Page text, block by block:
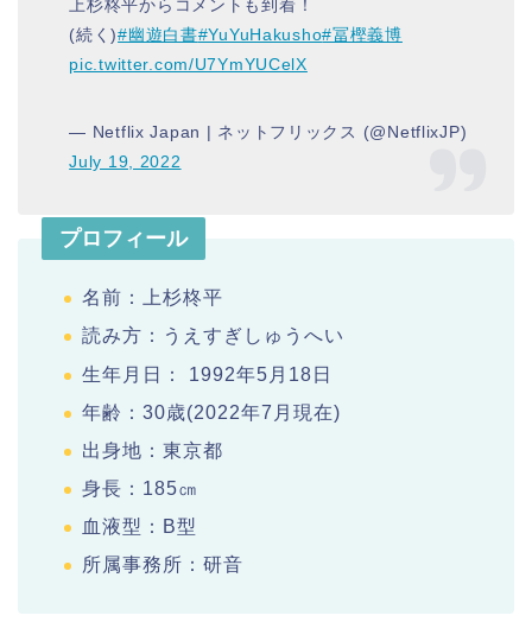
上杉柊平からコメントも到着！
(続く)#幽遊白書#YuYuHakusho#冨樫義博
pic.twitter.com/U7YmYUCelX
— Netflix Japan | ネットフリックス (@NetflixJP)
July 19, 2022
プロフィール
名前：上杉柊平
読み方：うえすぎしゅうへい
生年月日： 1992年5月18日
年齢：30歳(2022年7月現在)
出身地：東京都
身長：185㎝
血液型：B型
所属事務所：研音